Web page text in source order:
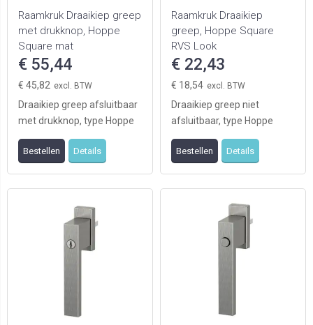
Raamkruk Draaikiep greep
met drukknop, Hoppe
Square mat
zwart(RAL9005)
€ 55,44
€ 45,82
Draaikiep greep afsluitbaar
met drukknop, type Hoppe
Square, finish mat zwart
(RAL 9005)
Bestellen Details
Raamkruk Draaikiep
greep, Hoppe Square
RVS Look
€ 22,43
€ 18,54
Draaikiep greep niet
afsluitbaar, type Hoppe
Square, RVS Look
Bestellen Details